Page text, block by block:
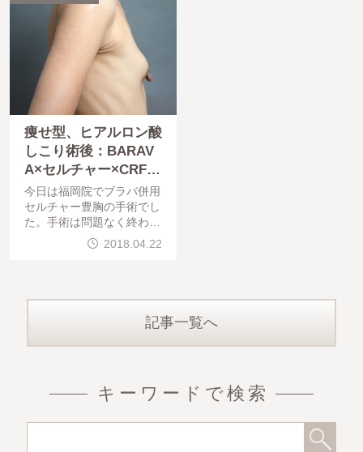
痩せ型、ヒアルロン酸
しこり術後：BARAV
A×セルチャー×CRF豊
胸＠福岡
今日は福岡院でブラバ併用
セルチャー豊胸の手術でし
た。手術は問題なく終わっ
ています。お疲れ様でした
。最近はほとんどが東京院
いる方で予約が埋まってし
2018.04.22
記事一覧へ
キーワードで検索